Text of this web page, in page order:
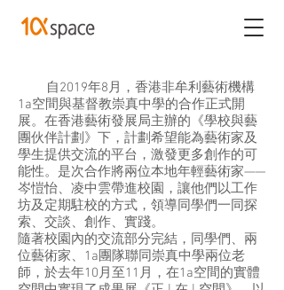
自2019年8月，香港非牟利藝術機構
1a空間與基督教崇真中學的合作正式開
展。在香港藝術發展局主辦的《學校與藝
團伙伴計劃》下，計劃希望能為藝術家及
學生提供交流的平台，激發更多創作的可
能性。是次合作將兩位本地年輕藝術家——
岑愷怡、凌中雲帶進校園，讓他們以工作
坊及定期駐校的方式，領導同學們一同探
索、交談、創作、實踐。
隨著校園內的交流部分完結，同學們、兩
位藝術家、1a團隊聯同崇真中學兩位老
師，於去年10月至11月，在1a空間的實體